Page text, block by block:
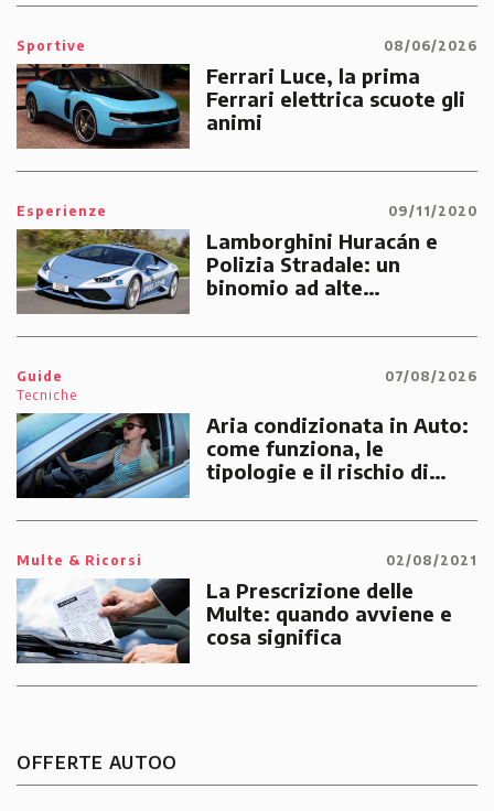
Sportive 08/06/2026
Ferrari Luce, la prima
Ferrari elettrica scuote gli
animi
Esperienze 09/11/2020
Lamborghini Huracán e
Polizia Stradale: un
binomio ad alte
emergenze dei cittadini
Guide
Tecniche
07/08/2026
Aria condizionata in Auto:
come funziona, le
tipologie e il rischio di
Multe & Ricorsi 02/08/2021
La Prescrizione delle
Multe: quando avviene e
cosa significa
OFFERTE AUTOO